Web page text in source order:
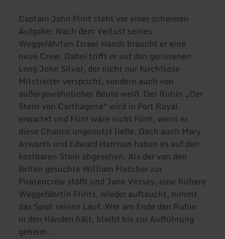
Captain John Flint steht vor einer schweren
Aufgabe: Nach dem Verlust seines
Weggefährten Israel Hands braucht er eine
neue Crew. Dabei trifft er auf den gerissenen
Long John Silver, der nicht nur furchtlose
Mitstreiter verspricht, sondern auch von
außergewöhnlicher Beute weiß. Der Rubin „Der
Stern von Carthagena“ wird in Port Royal
erwartet und Flint wäre nicht Flint, wenn er
diese Chance ungenutzt ließe. Doch auch Mary
Asworth und Edward Harrison haben es auf den
kostbaren Stein abgesehen. Als der von den
Briten gesuchte William Fletcher zur
Piratencrew stößt und Jane Vessey, eine frühere
Weggefährtin Flints, wieder auftaucht, nimmt
das Spiel seinen Lauf. Wer am Ende den Rubin
in den Händen hält, bleibt bis zur Aufführung
geheim.